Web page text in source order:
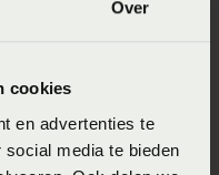
Over
cookies
en advertenties te
media te bieden
een moderne,
groene droombed